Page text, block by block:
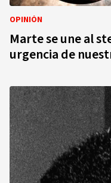
OPINIÓN
Marte se une al
urgencia de